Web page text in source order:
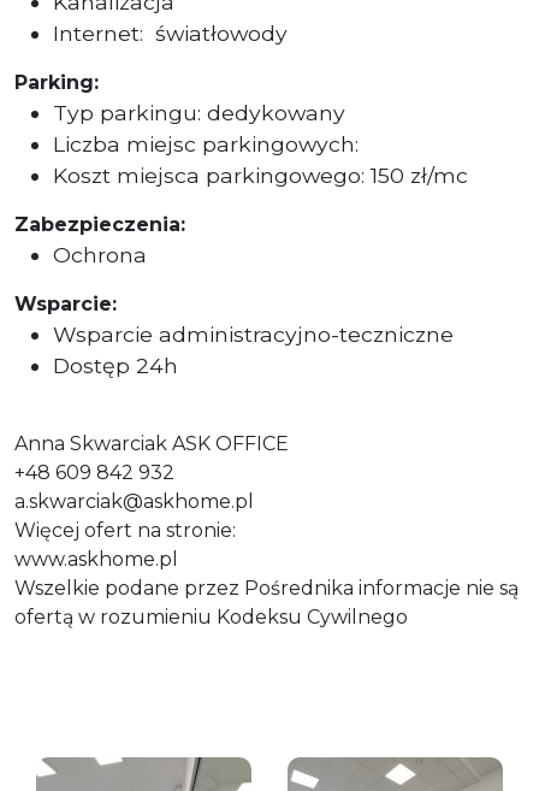
Internet: światłowody
Parking:
Typ parkingu: dedykowany
Liczba miejsc parkingowych:
Koszt miejsca parkingowego: 150 zł/mc
Zabezpieczenia:
Ochrona
Wsparcie:
Wsparcie administracyjno-teczniczne
Dostęp 24h
Anna Skwarciak ASK OFFICE
+48 609 842 932
a.skwarciak@askhome.pl
Więcej ofert na stronie:
www.askhome.pl
Wszelkie podane przez Pośrednika informacje nie są
ofertą w rozumieniu Kodeksu Cywilnego